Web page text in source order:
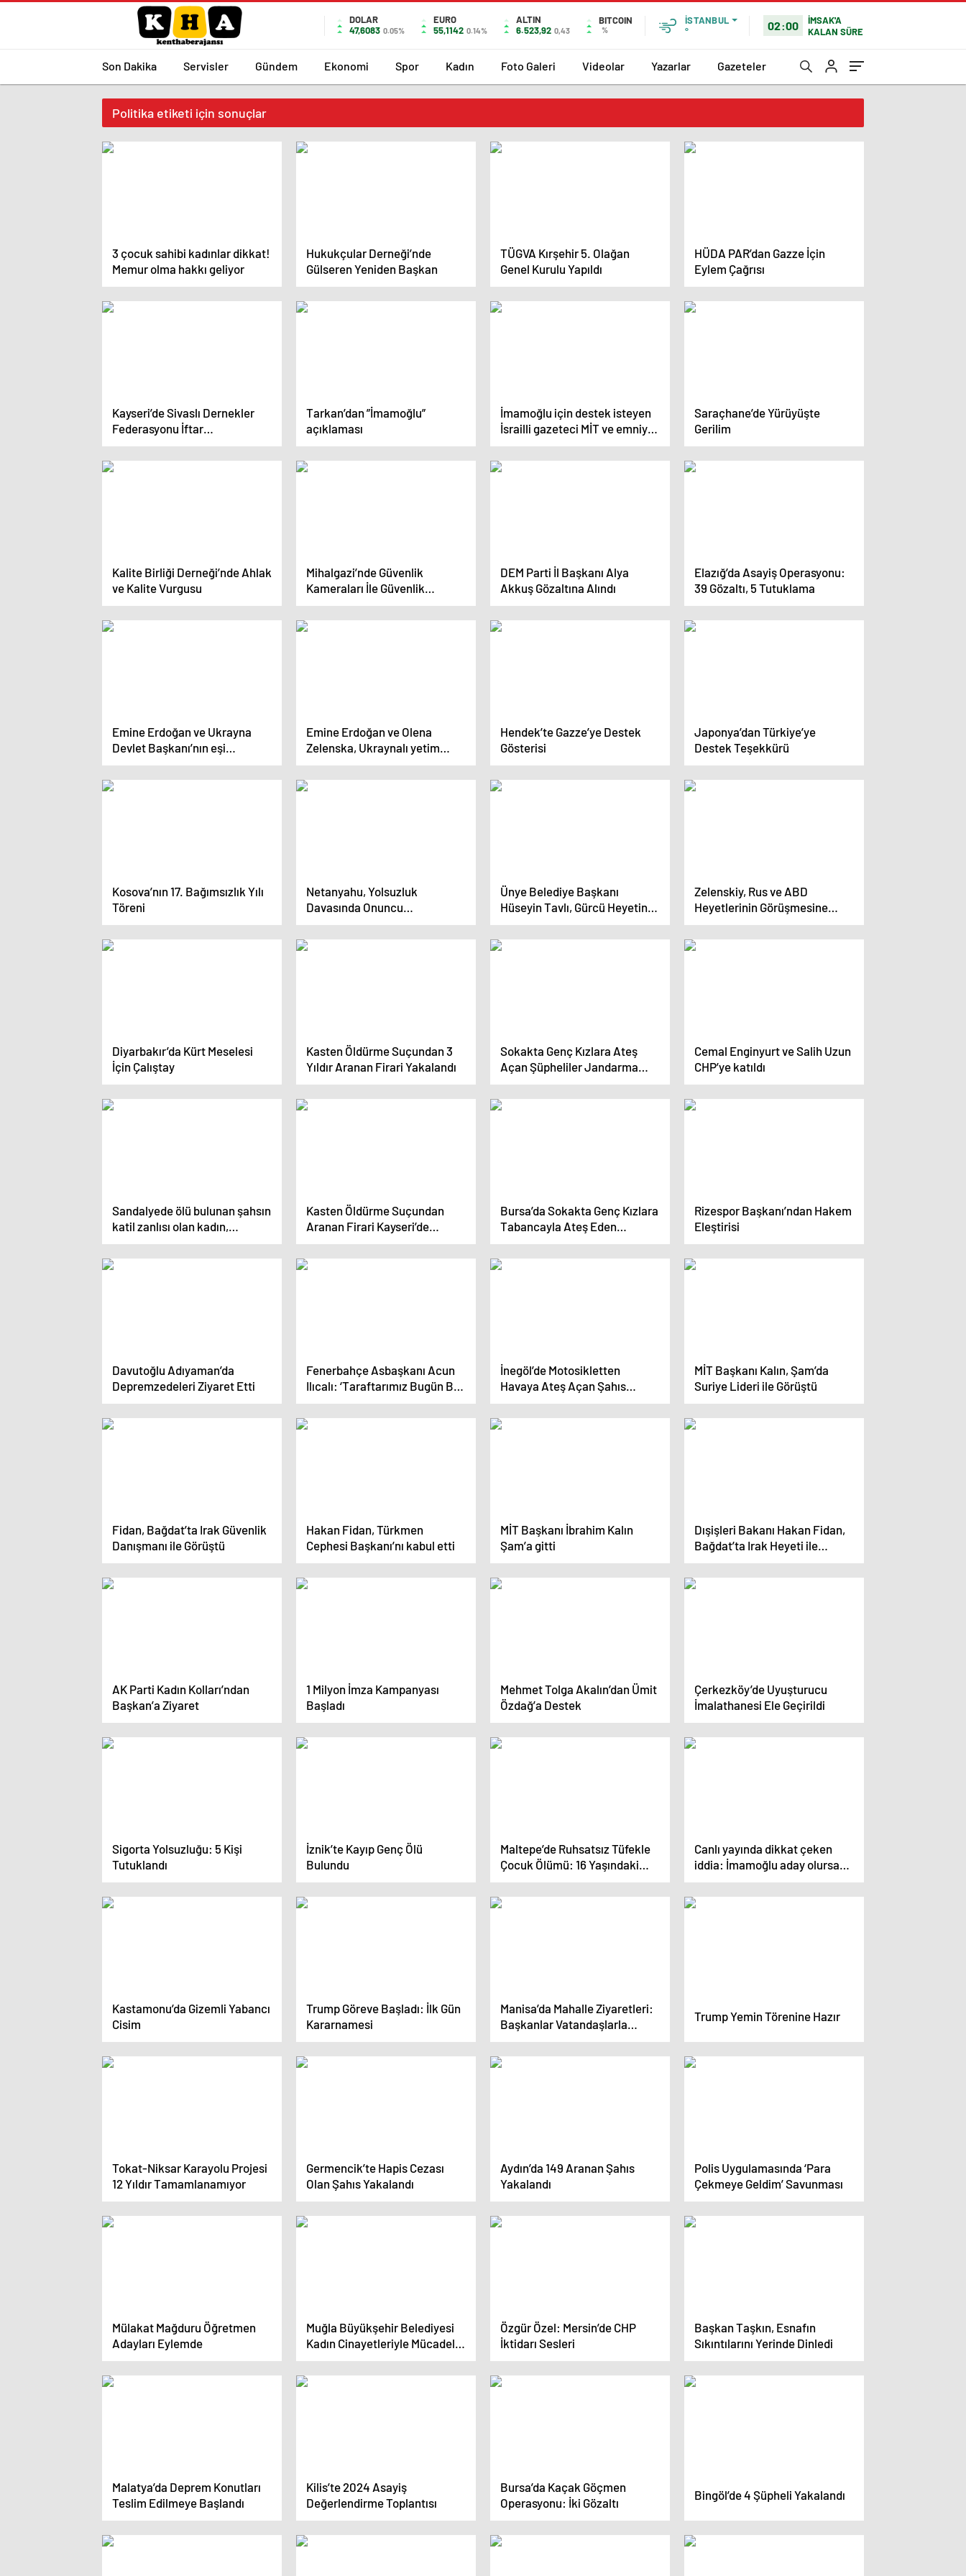
DOLAR
47,6083 0.05%
EURO
55,1142 0.14%
ALTIN
6.523,92 0,43
BITCOIN
%
İSTANBUL
°
02:00
İMSAK'A
KALAN SÜRE
Son Dakika Servisler Gündem Ekonomi Spor Kadın Foto Galeri Videolar Yazarlar Gazeteler
Politika etiketi için sonuçlar
3 çocuk sahibi kadınlar dikkat!
Memur olma hakkı geliyor
Hukukçular Derneği’nde
Gülseren Yeniden Başkan
TÜGVA Kırşehir 5. Olağan
Genel Kurulu Yapıldı
HÜDA PAR’dan Gazze İçin
Eylem Çağrısı
Kayseri’de Sivaslı Dernekler
Federasyonu İftar
Programında Birlik ve
Beraberlik Vurgusu
Tarkan’dan ”İmamoğlu”
açıklaması
İmamoğlu için destek isteyen
İsrailli gazeteci MİT ve emniyet
tarafından yakalandı
Saraçhane’de Yürüyüşte
Gerilim
Kalite Birliği Derneği’nde Ahlak
ve Kalite Vurgusu
Mihalgazi’nde Güvenlik
Kameraları İle Güvenlik
Artacak
DEM Parti İl Başkanı Alya
Akkuş Gözaltına Alındı
Elazığ’da Asayiş Operasyonu:
39 Gözaltı, 5 Tutuklama
Emine Erdoğan ve Ukrayna
Devlet Başkanı’nın eşi
Zelenska, Ankara’daki savaş
mağduru çocukları ziyaret etti
Emine Erdoğan ve Olena
Zelenska, Ukraynalı yetim
çocukları ziyaret etti
(2)/Görüntü eklendi
Hendek’te Gazze’ye Destek
Gösterisi
Japonya’dan Türkiye’ye
Destek Teşekkürü
Kosova’nın 17. Bağımsızlık Yılı
Töreni
Netanyahu, Yolsuzluk
Davasında Onuncu
Duruşmasına Çıktı
Ünye Belediye Başkanı
Hüseyin Tavlı, Gürcü Heyetini
Ağırladı
Zelenskiy, Rus ve ABD
Heyetlerinin Görüşmesine
Katılmayacak
Diyarbakır’da Kürt Meselesi
İçin Çalıştay
Kasten Öldürme Suçundan 3
Yıldır Aranan Firari Yakalandı
Sokakta Genç Kızlara Ateş
Açan Şüpheliler Jandarma
Tarafından Yakalandı
Cemal Enginyurt ve Salih Uzun
CHP’ye katıldı
Sandalyede ölü bulunan şahsın
katil zanlısı olan kadın,
kameralardan yakalandı
Kasten Öldürme Suçundan
Aranan Firari Kayseri’de
Yakalandı
Bursa’da Sokakta Genç Kızlara
Tabancayla Ateş Eden
Şüpheliler Yakalandı
Rizespor Başkanı’ndan Hakem
Eleştirisi
Davutoğlu Adıyaman’da
Depremzedeleri Ziyaret Etti
Fenerbahçe Asbaşkanı Acun
Ilıcalı: ‘Taraftarımız Bugün Bir
Hikaye Daha Yazdı’
İnegöl’de Motosikletten
Havaya Ateş Açan Şahıs
Yakalandı
MİT Başkanı Kalın, Şam’da
Suriye Lideri ile Görüştü
Fidan, Bağdat’ta Irak Güvenlik
Danışmanı ile Görüştü
Hakan Fidan, Türkmen
Cephesi Başkanı’nı kabul etti
MİT Başkanı İbrahim Kalın
Şam’a gitti
Dışişleri Bakanı Hakan Fidan,
Bağdat’ta Irak Heyeti ile
Görüşmelerde Bulundu
AK Parti Kadın Kolları’ndan
Başkan’a Ziyaret
1 Milyon İmza Kampanyası
Başladı
Mehmet Tolga Akalın’dan Ümit
Özdağ’a Destek
Çerkezköy’de Uyuşturucu
İmalathanesi Ele Geçirildi
Sigorta Yolsuzluğu: 5 Kişi
Tutuklandı
İznik’te Kayıp Genç Ölü
Bulundu
Maltepe’de Ruhsatsız Tüfekle
Çocuk Ölümü: 16 Yaşındaki
Berat Işık Hayatını Kaybetti
Canlı yayında dikkat çeken
iddia: İmamoğlu aday olursa
Yavaş ayrılıp adaylığını ilan
eder
Kastamonu’da Gizemli Yabancı
Cisim
Trump Göreve Başladı: İlk Gün
Kararnamesi
Manisa’da Mahalle Ziyaretleri:
Başkanlar Vatandaşlarla
Buluştu
Trump Yemin Törenine Hazır
Tokat-Niksar Karayolu Projesi
12 Yıldır Tamamlanamıyor
Germencik’te Hapis Cezası
Olan Şahıs Yakalandı
Aydın’da 149 Aranan Şahıs
Yakalandı
Polis Uygulamasında ‘Para
Çekmeye Geldim’ Savunması
Mülakat Mağduru Öğretmen
Adayları Eylemde
Muğla Büyükşehir Belediyesi
Kadın Cinayetleriyle Mücadele
Ediyor
Özgür Özel: Mersin’de CHP
İktidarı Sesleri
Başkan Taşkın, Esnafın
Sıkıntılarını Yerinde Dinledi
Malatya’da Deprem Konutları
Teslim Edilmeye Başlandı
Kilis’te 2024 Asayiş
Değerlendirme Toplantısı
Bursa’da Kaçak Göçmen
Operasyonu: İki Gözaltı
Bingöl’de 4 Şüpheli Yakalandı